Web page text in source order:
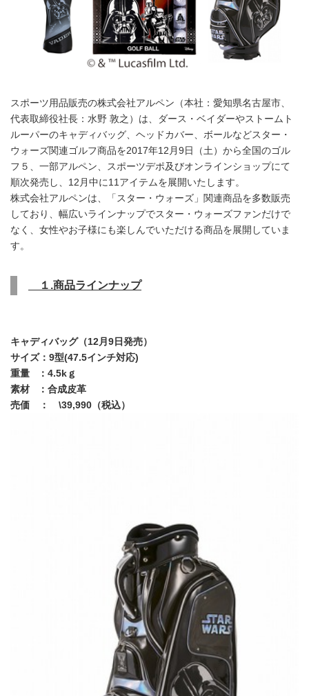
スポーツ用品販売の株式会社アルペン（本社：愛知県名古屋市、
代表取締役社長：水野 敦之）は、ダース・ベイダーやストームト
ルーパーのキャディバッグ、ヘッドカバー、ボールなどスター・
ウォーズ関連ゴルフ商品を2017年12月9日（土）から全国のゴル
フ５、一部アルペン、スポーツデポ及びオンラインショップにて
順次発売し、12月中に11アイテムを展開いたします。
株式会社アルペンは、「スター・ウォーズ」関連商品を多数販売
しており、幅広いラインナップでスター・ウォーズファンだけで
なく、女性やお子様にも楽しんでいただける商品を展開していま
す。
１.商品ラインナップ
キャディバッグ（12月9日発売）
サイズ：9型(47.5インチ対応)
重量 ：4.5kｇ
素材 ：合成皮革
売価 ： \39,990（税込）